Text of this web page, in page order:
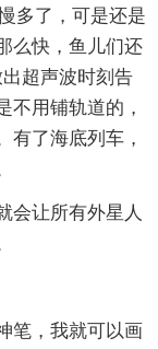
多了，可是还是
么快，鱼儿们还
超声波时刻告
不用铺轨道的，
有了海底列车，
会让所有外星人
笔，我就可以画